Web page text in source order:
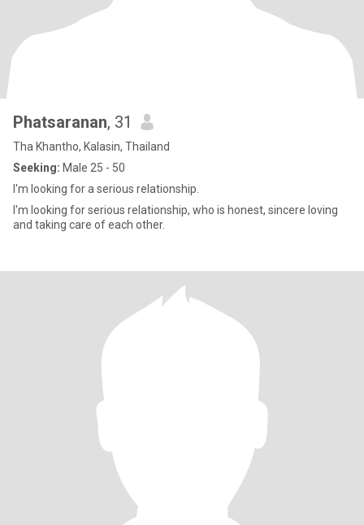
Phatsaranan, 31
Tha Khantho, Kalasin, Thailand
Seeking: Male 25 - 50
I'm looking for a serious relationship.
I'm looking for serious relationship, who is honest, sincere loving
and taking care of each other.